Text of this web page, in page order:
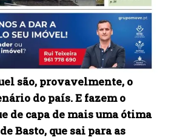
são, provavelmente, o
do país. E fazem o
de capa de mais uma ótima
Basto, que sai para as